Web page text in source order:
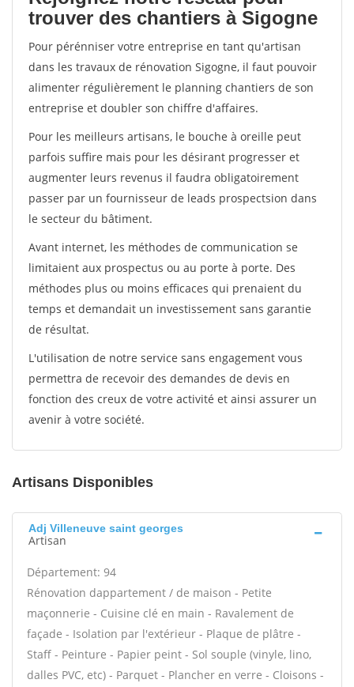
trouver des chantiers à Sigogne
Pour pérénniser votre entreprise en tant qu'artisan
dans les travaux de rénovation Sigogne, il faut pouvoir
alimenter régulièrement le planning chantiers de son
entreprise et doubler son chiffre d'affaires.
Pour les meilleurs artisans, le bouche à oreille peut
parfois suffire mais pour les désirant progresser et
augmenter leurs revenus il faudra obligatoirement
passer par un fournisseur de leads prospectsion dans
le secteur du bâtiment.
Avant internet, les méthodes de communication se
limitaient aux prospectus ou au porte à porte. Des
méthodes plus ou moins efficaces qui prenaient du
temps et demandait un investissement sans garantie
de résultat.
L'utilisation de notre service sans engagement vous
permettra de recevoir des demandes de devis en
fonction des creux de votre activité et ainsi assurer un
avenir à votre société.
Artisans Disponibles
Adj Villeneuve saint georges
Artisan
Département: 94
Rénovation dappartement / de maison - Petite
maçonnerie - Cuisine clé en main - Ravalement de
façade - Isolation par l'extérieur - Plaque de plâtre -
Staff - Peinture - Papier peint - Sol souple (vinyle, lino,
dalles PVC, etc) - Parquet - Plancher en verre - Cloisons -